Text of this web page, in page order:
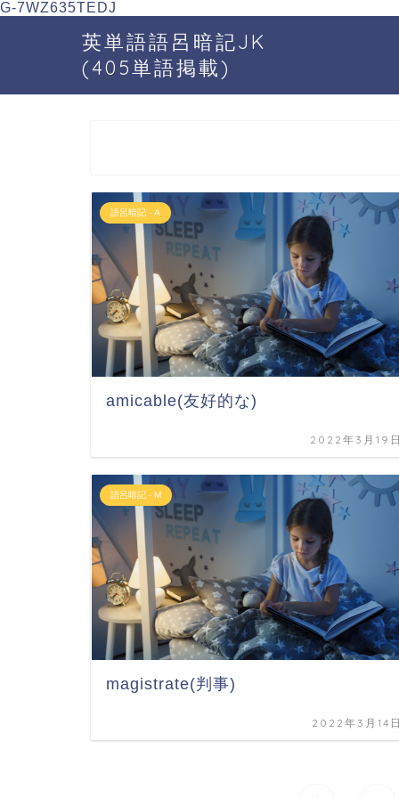
G-7WZ635TEDJ
英単語語呂暗記JK
(405単語掲載)
語呂暗記 - A
amicable(友好的な)
2022年3月19
語呂暗記 - M
magistrate(判事)
2022年3月14